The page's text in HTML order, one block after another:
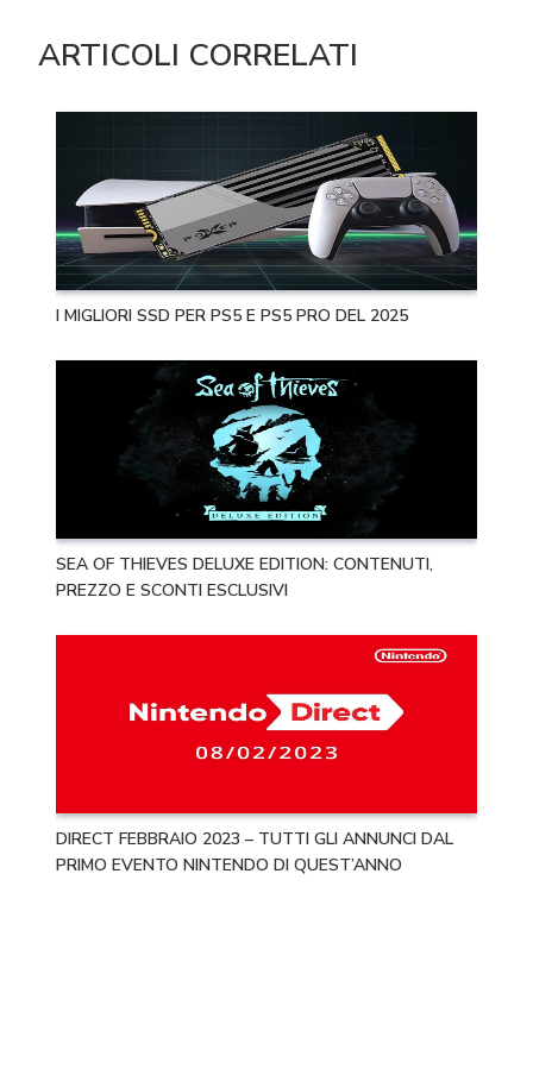
ARTICOLI CORRELATI
I MIGLIORI SSD PER PS5 E PS5 PRO DEL 2025
SEA OF THIEVES DELUXE EDITION: CONTENUTI,
PREZZO E SCONTI ESCLUSIVI
DIRECT FEBBRAIO 2023 – TUTTI GLI ANNUNCI DAL
PRIMO EVENTO NINTENDO DI QUEST’ANNO